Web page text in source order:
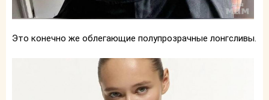
Это конечно же облегающие полупрозрачные лонгсливы.